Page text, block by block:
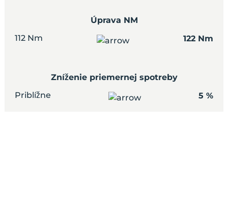
Úprava NM
112 Nm
122 Nm
Zníženie priemernej spotreby
Priblížne
5 %